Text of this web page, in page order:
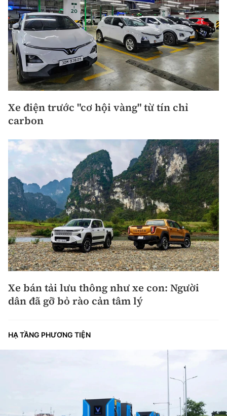
Xe điện trước "cơ hội vàng" từ tín chỉ
carbon
Xe bán tải lưu thông như xe con: Người
dân đã gỡ bỏ rào cản tâm lý
HẠ TẦNG PHƯƠNG TIỆN